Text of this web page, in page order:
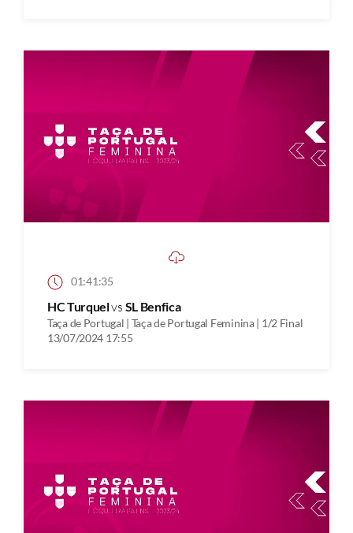
01:41:35
HC Turquelvs SL Benfica
Taça de Portugal | Taça de Portugal Feminina | 1/2 Final
13/07/2024 17:55